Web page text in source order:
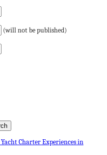
(will not be published)
Charter Experiences in